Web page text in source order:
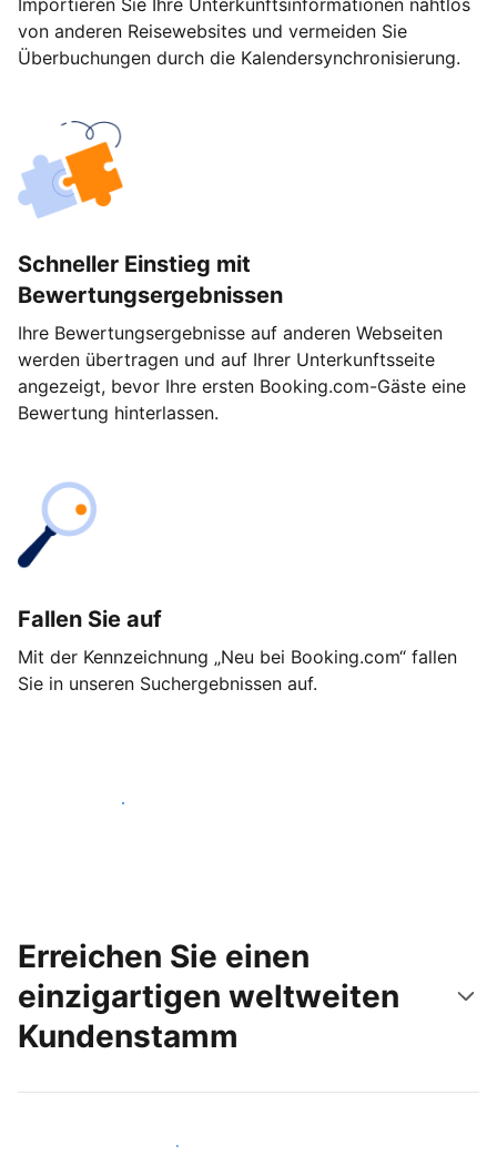
Importieren Sie Ihre Unterkunftsinformationen nahtlos
von anderen Reisewebsites und vermeiden Sie
Überbuchungen durch die Kalendersynchronisierung.
Schneller Einstieg mit
Bewertungsergebnissen
Ihre Bewertungsergebnisse auf anderen Webseiten
werden übertragen und auf Ihrer Unterkunftsseite
angezeigt, bevor Ihre ersten Booking.com-Gäste eine
Bewertung hinterlassen.
Fallen Sie auf
Mit der Kennzeichnung „Neu bei Booking.com“ fallen
Sie in unseren Suchergebnissen auf.
Noch heute loslegen
Erreichen Sie einen
einzigartigen weltweiten
Kundenstamm
Noch heute neue Gäste erreichen